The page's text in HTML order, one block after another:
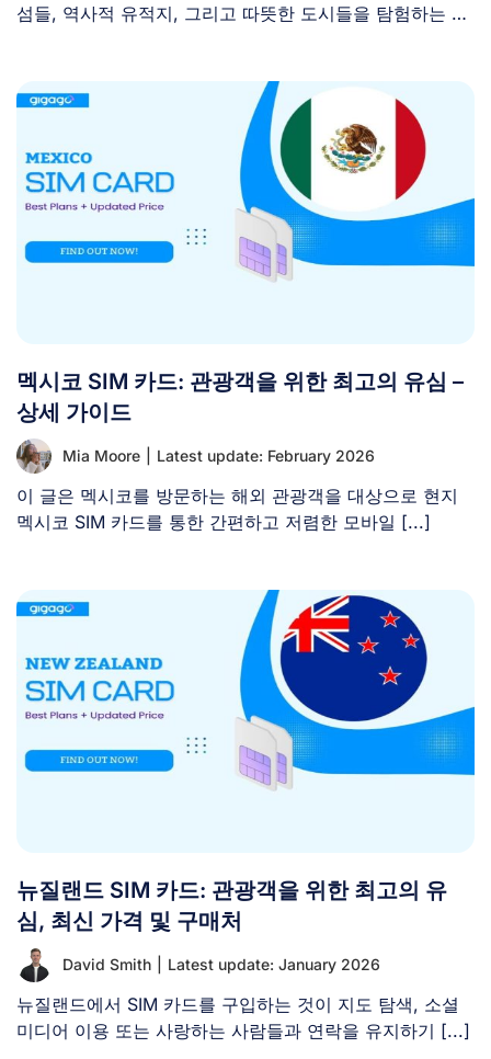
섬들, 역사적 유적지, 그리고 따뜻한 도시들을 탐험하는 동
멕시코 SIM 카드: 관광객을 위한 최고의 유심 –
상세 가이드
Mia Moore Latest update: February 2026
이 글은 멕시코를 방문하는 해외 관광객을 대상으로 현지
멕시코 SIM 카드를 통한 간편하고 저렴한 모바일 [...]
뉴질랜드 SIM 카드: 관광객을 위한 최고의 유
심, 최신 가격 및 구매처
David Smith Latest update: January 2026
뉴질랜드에서 SIM 카드를 구입하는 것이 지도 탐색, 소셜
미디어 이용 또는 사랑하는 사람들과 연락을 유지하기 [...]